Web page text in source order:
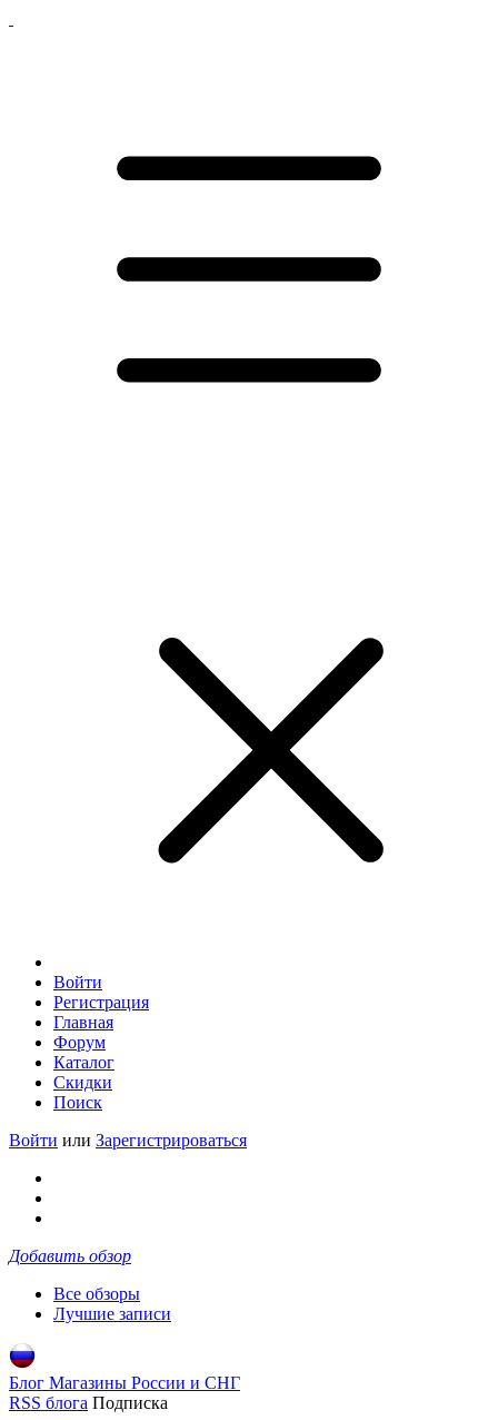
Войти
Регистрация
Главная
Форум
Каталог
Скидки
Поиск
Войти или Зарегистрироваться
Добавить обзор
Все обзоры
Лучшие записи
Блог Магазины России и СНГ
RSS блога Подписка